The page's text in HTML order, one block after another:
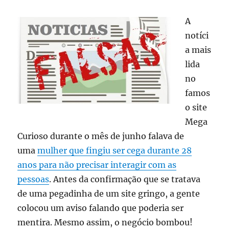
um
A
notíci
a mais
lida
no
famos
o site
Mega
Curioso durante o mês de junho falava de
umamulher que fingiu ser cega durante 28
anos para não precisar interagir com as
pessoas. Antes da confirmação que se tratava
de uma pegadinha de um site gringo, a gente
colocou um aviso falando que poderia ser
mentira. Mesmo assim, o negócio bombou!